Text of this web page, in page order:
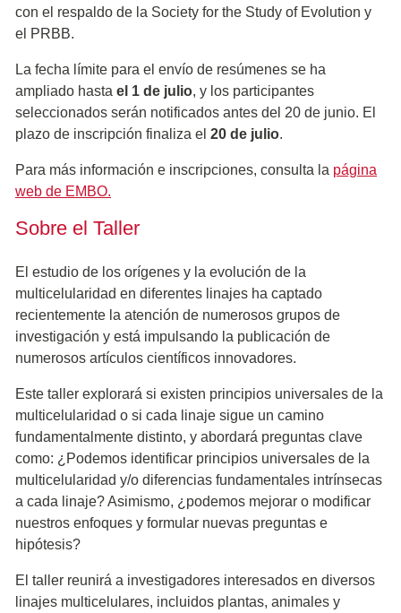
con el respaldo de la Society for the Study of Evolution y
el PRBB.
La fecha límite para el envío de resúmenes se ha
ampliado hasta el 1 de julio, y los participantes
seleccionados serán notificados antes del 20 de junio. El
plazo de inscripción finaliza el 20 de julio.
Para más información e inscripciones, consulta la página
web de EMBO.
Sobre el Taller
El estudio de los orígenes y la evolución de la
multicelularidad en diferentes linajes ha captado
recientemente la atención de numerosos grupos de
investigación y está impulsando la publicación de
numerosos artículos científicos innovadores.
Este taller explorará si existen principios universales de la
multicelularidad o si cada linaje sigue un camino
fundamentalmente distinto, y abordará preguntas clave
como: ¿Podemos identificar principios universales de la
multicelularidad y/o diferencias fundamentales intrínsecas
a cada linaje? Asimismo, ¿podemos mejorar o modificar
nuestros enfoques y formular nuevas preguntas e
hipótesis?
El taller reunirá a investigadores interesados en diversos
linajes multicelulares, incluidos plantas, animales y